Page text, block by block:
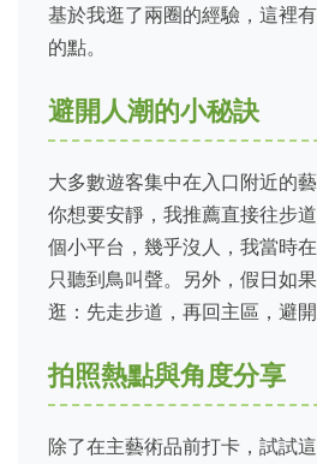
基於我逛了兩圈的經驗，這裡
的點。
避開人潮的小秘訣
大多數遊客集中在入口附近的
你想要安靜，我推薦直接往步
個小平台，幾乎沒人，我當時
只聽到鳥叫聲。另外，假日如
逛：先走步道，再回主區，避開
拍照熱點與角度分享
除了在主藝術品前打卡，試試